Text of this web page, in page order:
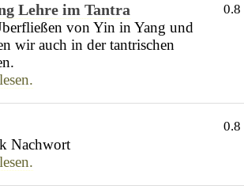
Lehre im Tantra
von Yin in Yang und
wir auch in der tantrischen
0.8
Nachwort
0.8